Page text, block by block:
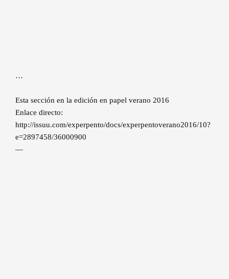
…
Esta sección en la edición en papel verano 2016
Enlace directo:
http://issuu.com/experpento/docs/experpentoverano2016/10?
e=2897458/36000900
—